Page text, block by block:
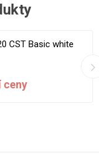
CST Basic white
ceny